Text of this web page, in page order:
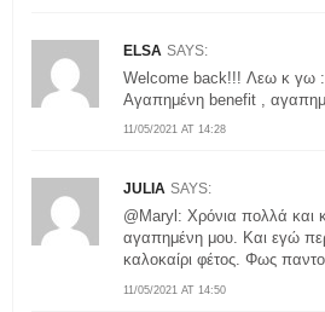
ELSA SAYS:
11/05/2021 AT 14:28
Welcome back!!! Λεω κ γω :
Αγαπημένη benefit ,
JULIA SAYS:
11/05/2021 AT 14:50
@Maryl: Χρόνια πολλά και
αγαπημένη μου. Και εγώ
καλοκαίρι φέτος. Φως